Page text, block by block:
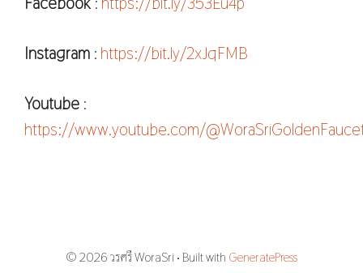
Instagram : https://bit.ly/2xJqFMB
Youtube :
https://www.youtube.com/
© 2026 วรศรี WoraSri • Built with GeneratePress